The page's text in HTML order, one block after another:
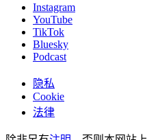
Instagram
YouTube
TikTok
Bluesky
Podcast
隐私
Cookie
法律